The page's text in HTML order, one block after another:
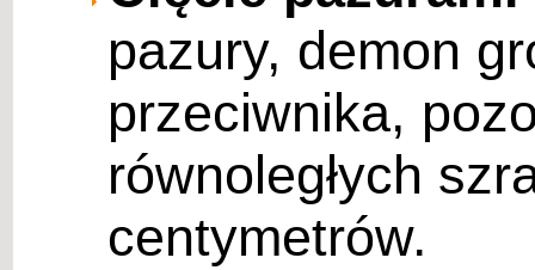
pazury, demon
przeciwnika,
równoległych
centymetrów.